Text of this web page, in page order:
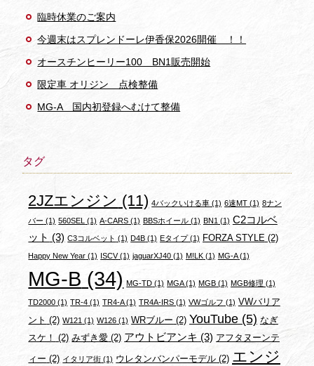
臨時休業のご案内
今週末はスプレンドーレ伊香保2026開催 ！！
オースチンヒーリー100 BN1販売開始
限定車 オリジン 点検整備
MG-A 国内初登録へむけて整備
タグ
2JZエンジン (11) 4バックいける車 (1) 6速MT (1) 8ナン
バー (1) 560SEL (1) A-CARS (1) BBSホイール(1) BN1 (1) C2コルベ
ット (3) C3コルベット (1) D4B (1) Eタイプ(1) FORZA STYLE (2)
Happy New Year (1) ISCV(1) jaguarXJ40(1) M!LK(1) MG-A(1)
MG-B (34) MG-TD (1) MGA(1) MGB (1) MGB修理 (1)
TD2000 (1) TR-4 (1) TR4-A(1) TR4A-IRS(1) VWゴルフ (1) VWバリア
ント (2) W121 (1) W126 (1) WRブルー (2) YouTube(5) なぎ
スケ！ (2) みずき愛 (2) アウトビアンキ (3) アフタヌーンテ
ィー (2) イタリア街 (1) ウレタンバンパーモデル (2) エンジ